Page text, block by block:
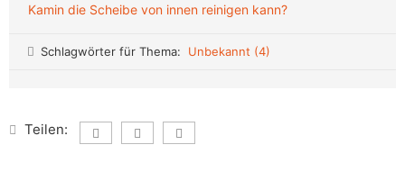
Kamin die Scheibe von innen reinigen kann?
Schlagwörter für Thema: Unbekannt (4)
Teilen: